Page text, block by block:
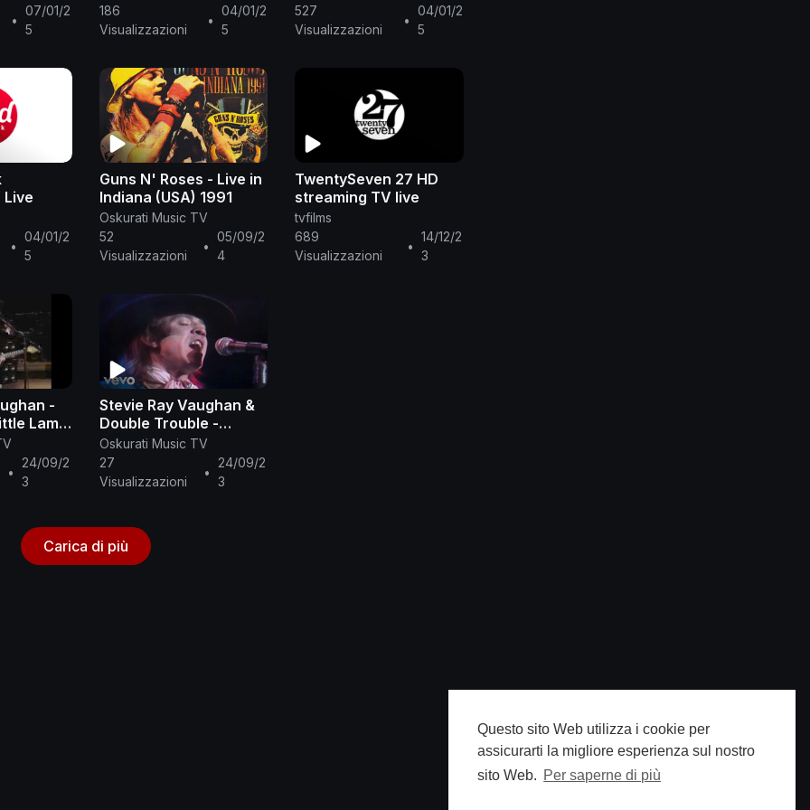
Questo sito Web utilizza i cookie per
assicurarti la migliore esperienza sul nostro
sito Web. Per saperne di più
geschichte-
► Die 90er:
http://reportage.wdr.de/die-
heute:
http://reportage.wdr.de/die-ro....ckpalast-
•
07/01/2
5
186
Visualizzazioni
•
04/01/2
5
527
Visualizzazioni
•
04/01/2
5
Live
•
04/01/2
5
Guns N' Roses - Live in
Indiana (USA) 1991
Oskurati Music TV
52
Visualizzazioni
•
05/09/2
4
TwentySeven 27 HD
streaming TV live
tvfilms
689
Visualizzazioni
•
14/12/2
3
-
Lamb
•
24/09/2
3
Stevie Ray Vaughan &
Double Trouble -
Voodoo Chile (Live
From Austin, TX)
Oskurati Music TV
27
Visualizzazioni
•
24/09/2
3
Carica di più